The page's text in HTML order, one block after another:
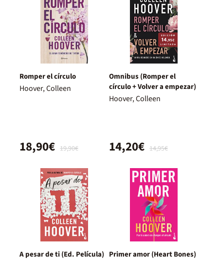
Romper el círculo
Hoover, Colleen
19,90€
18,90€
Omnibus (Romper el
círculo + Volver a empezar)
Hoover, Colleen
14,95€
14,20€
A pesar de ti (Ed. Película) Primer amor (Heart Bones)